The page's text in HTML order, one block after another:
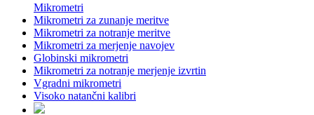
Mikrometri
Mikrometri za zunanje meritve
Mikrometri za notranje meritve
Mikrometri za merjenje navojev
Globinski mikrometri
Mikrometri za notranje merjenje izvrtin
Vgradni mikrometri
Visoko natančni kalibri